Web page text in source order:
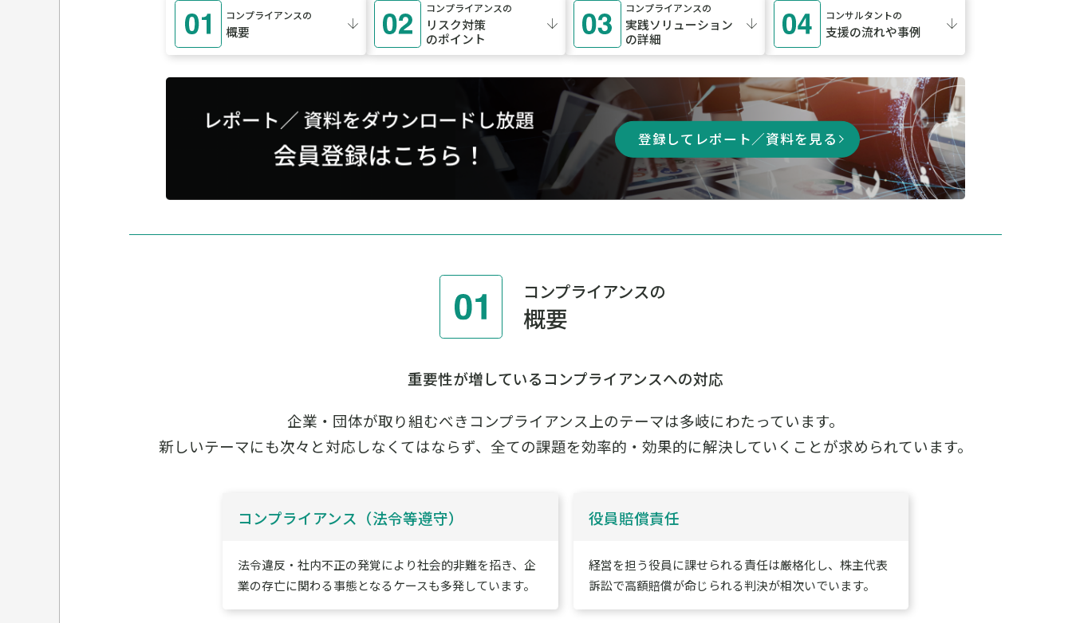
コンプライアンスの
概要
コンプライアンスの
リスク対策
のポイント
コンプライアンスの
実践ソリューション
の詳細
コンサルタントの
支援の流れや事例
登録してレポート／資料を見る
コンプライアンスの
概要
重要性が増しているコンプライアンスへの対応
企業・団体が取り組むべきコンプライアンス上のテーマは多岐にわたっています。
新しいテーマにも次々と対応しなくてはならず、全ての課題を効率的・効果的に解決していくことが求められています。
コンプライアンス（法令等遵守）
法令違反・社内不正の発覚により社会的非難を招き、企
業の存亡に関わる事態となるケースも多発しています。
役員賠償責任
経営を担う役員に課せられる責任は厳格化し、株主代表
訴訟で高額賠償が命じられる判決が相次いでいます。